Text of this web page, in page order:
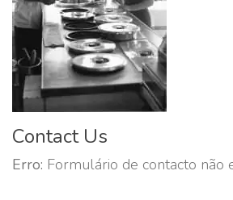
Contact Us
Erro: Formulário de contacto não